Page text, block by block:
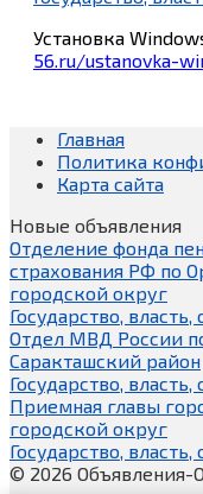
Установка
56.ru/ustanovka-
Главная
Политика
Карта сайта
Новые объявления
Отделение фонда
страхования РФ по
городской округ
Государство,
Отдел МВД России
Саракташский район
Государство,
Приемная главы
городской округ
Государство,
© 2026 Объявления-